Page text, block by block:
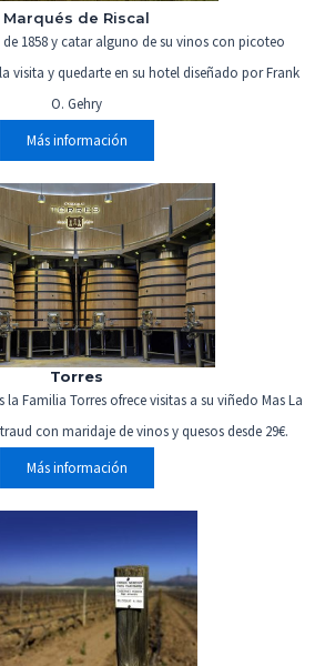
Marqués de Riscal
1858 y catar alguno de su vinos con picoteo
visita y quedarte en su hotel diseñado por Frank
O. Gehry
Más información
Torres
la Familia Torres ofrece visitas a su viñedo Mas La
con maridaje de vinos y quesos desde 29€.
Más información